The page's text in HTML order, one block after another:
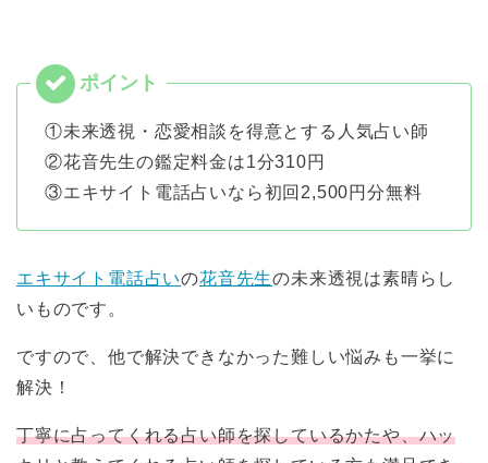
①未来透視・恋愛相談を得意とする人気占い師
②花音先生の鑑定料金は1分310円
③エキサイト電話占いなら初回2,500円分無料
エキサイト電話占いの花音先生の未来透視は素晴らし
いものです。
ですので、他で解決できなかった難しい悩みも一挙に
解決！
丁寧に占ってくれる占い師を探しているかたや、ハッ